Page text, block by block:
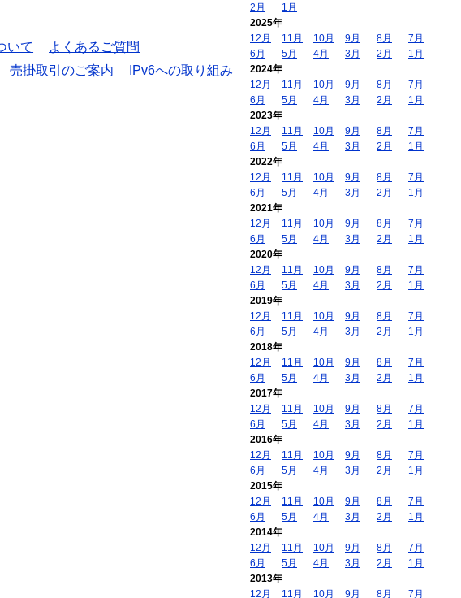
いて
よくあるご質問
売掛取引のご案内
IPv6への取り組み
2月
1月
2025年
12月
11月 10月 9月 8月
7月
6月
5月 4月 3月 2月
1月
2024年
12月
11月 10月 9月 8月
7月
6月
5月 4月 3月 2月
1月
2023年
12月
11月 10月 9月 8月
7月
6月
5月 4月 3月 2月
1月
2022年
12月
11月 10月 9月 8月
7月
6月
5月 4月 3月 2月
1月
2021年
12月
11月 10月 9月 8月
7月
6月
5月 4月 3月 2月
1月
2020年
12月
11月 10月 9月 8月
7月
6月
5月 4月 3月 2月
1月
2019年
12月
11月 10月 9月 8月
7月
6月
5月 4月 3月 2月
1月
2018年
12月
11月 10月 9月 8月
7月
6月
5月 4月 3月 2月
1月
2017年
12月
11月 10月 9月 8月
7月
6月
5月 4月 3月 2月
1月
2016年
12月
11月 10月 9月 8月
7月
6月
5月 4月 3月 2月
1月
2015年
12月
11月 10月 9月 8月
7月
6月
5月 4月 3月 2月
1月
2014年
12月
11月 10月 9月 8月
7月
6月
5月 4月 3月 2月
1月
2013年
12月
11月 10月 9月 8月 7月